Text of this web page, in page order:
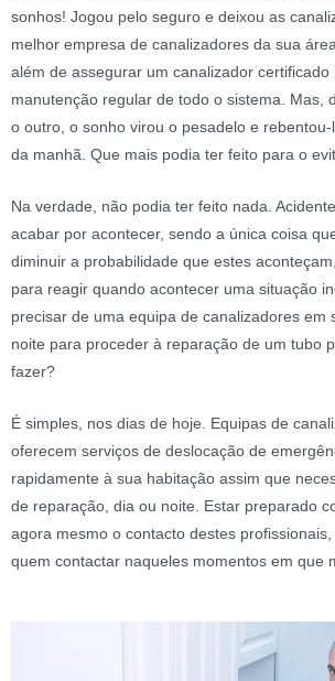
sonhos! Jogou pelo seguro e deixou as
melhor empresa de canalizadores da sua
além de assegurar um canalizador certificado
manutenção regular de todo o sistema. Mas,
o outro, o sonho virou o pesadelo e
da manhã. Que mais podia ter feito para o
Na verdade, não podia ter feito nada.
acabar por acontecer, sendo a única coisa
diminuir a probabilidade que estes
para reagir quando acontecer uma situação
precisar de uma equipa de canalizadores em
noite para proceder à reparação de um tubo
fazer?
É simples, nos dias de hoje. Equipas de
oferecem serviços de deslocação de
rapidamente à sua habitação assim que
de reparação, dia ou noite. Estar preparado
agora mesmo o contacto destes
quem contactar naqueles momentos em que